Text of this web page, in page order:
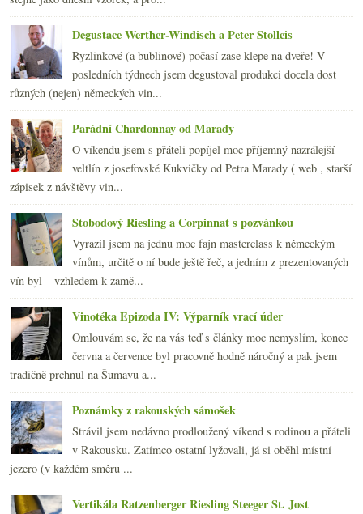
Degustace Werther-Windisch a Peter Stolleis
Ryzlinkové (a bublinové) počasí zase klepe na dveře! V
posledních týdnech jsem degustoval produkci docela dost
různých (nejen) německých vin...
Parádní Chardonnay od Marady
O víkendu jsem s přáteli popíjel moc příjemný nazrálejší
veltlín z josefovské Kukvičky od Petra Marady ( web , starší
zápisek z návštěvy vin...
Stobodový Riesling a Corpinnat s pozvánkou
Vyrazil jsem na jednu moc fajn masterclass k německým
vínům, určitě o ní bude ještě řeč, a jedním z prezentovaných
vín byl – vzhledem k zamě...
Vinotéka Epizoda IV: Výparník vrací úder
Omlouvám se, že na vás teď s články moc nemyslím, konec
června a července byl pracovně hodně náročný a pak jsem
tradičně prchnul na Šumavu a...
Poznámky z rakouských sámošek
Strávil jsem nedávno prodloužený víkend s rodinou a přáteli
v Rakousku. Zatímco ostatní lyžovali, já si oběhl místní
jezero (v každém směru ...
Vertikála Ratzenberger Riesling Steeger St. Jost